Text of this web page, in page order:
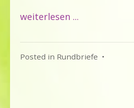
weiterlesen ...
Posted in Rundbriefe •